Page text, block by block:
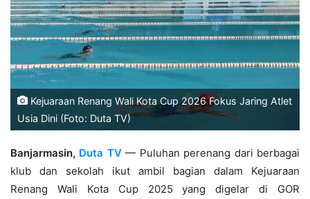
Kejuaraan Renang Wali Kota Cup 2026 Fokus Jaring Atlet
Usia Dini (Foto: Duta TV)
Banjarmasin, Duta TV— Puluhan perenang dari berbagai
klub dan sekolah ikut ambil bagian dalam Kejuaraan
Renang Wali Kota Cup 2025 yang digelar di GOR